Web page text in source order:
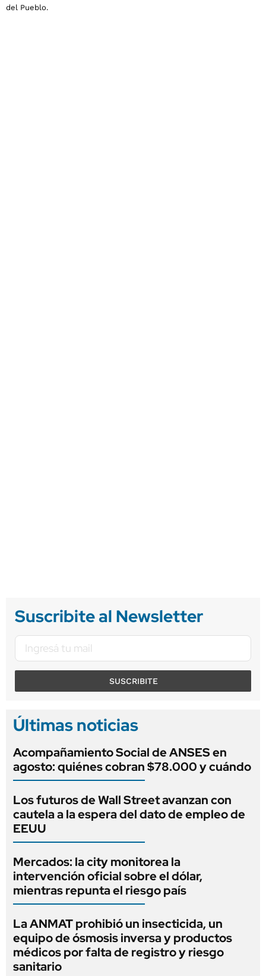
del Pueblo.
Suscribite al Newsletter
SUSCRIBITE
Últimas noticias
Acompañamiento Social de ANSES en
agosto: quiénes cobran $78.000 y cuándo
Los futuros de Wall Street avanzan con
cautela a la espera del dato de empleo de
EEUU
Mercados: la city monitorea la
intervención oficial sobre el dólar,
mientras repunta el riesgo país
La ANMAT prohibió un insecticida, un
equipo de ósmosis inversa y productos
médicos por falta de registro y riesgo
sanitario